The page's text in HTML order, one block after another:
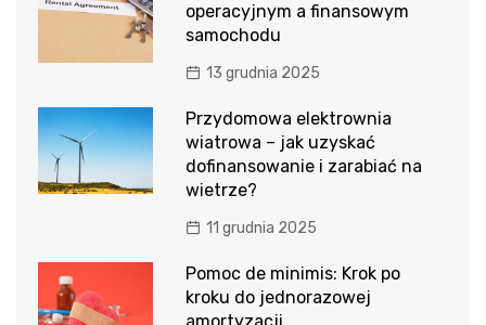
operacyjnym a finansowym
samochodu
13 grudnia 2025
Przydomowa elektrownia
wiatrowa – jak uzyskać
dofinansowanie i zarabiać na
wietrze?
11 grudnia 2025
Pomoc de minimis: Krok po
kroku do jednorazowej